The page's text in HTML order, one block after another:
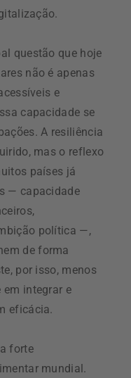
questão que hoje
não é apenas
e
capacidade se
A resiliência
mas o reflexo
países já
— capacidade
política —,
de forma
por isso, menos
em integrar e
eficácia.
forte
mundial.